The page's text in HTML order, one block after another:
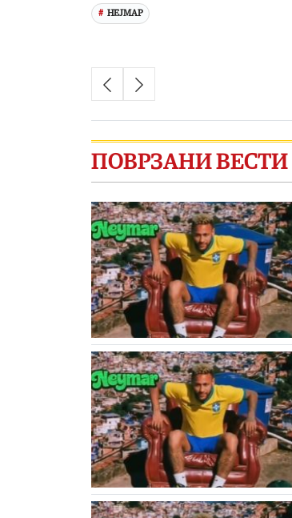
НЕЈМАР
ПОВРЗАНИ ВЕСТИ